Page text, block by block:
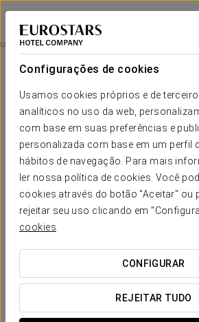
Configurações de cookies
Usamos cookies próprios e de
analíticos no uso da web,
com base em suas preferências e
personalizada com base em um perfil
hábitos de navegação. Para mais
ler nossa política de cookies. Você
cookies através do botão "Aceitar" ou
rejeitar seu uso clicando em
cookies
CONFIGURAR
REJEITAR TUDO
Eurostars Madrid Gran Vía
MADRID
Wellness
Massagens